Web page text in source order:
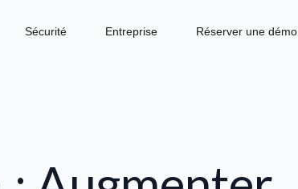
Sécurité Entreprise Réserver une démo